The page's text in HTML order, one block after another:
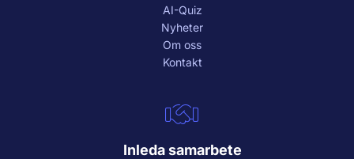
AI-Quiz
Nyheter
Om oss
Kontakt
Inleda samarbete